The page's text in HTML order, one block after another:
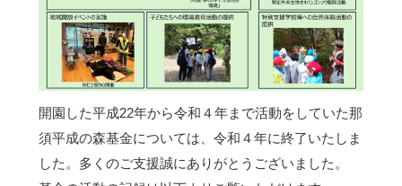
開園した平成22年から令和４年まで活動をしていた那
須平成の森基金については、令和４年に終了いたしま
した。多くのご支援誠にありがとうございました。